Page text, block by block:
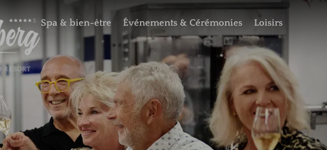
Spa & bien-être Événements & Cérémonies Loisirs